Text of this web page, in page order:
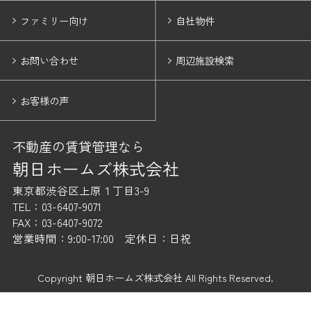
ファミリー向け 自社物件
お問い合わせ 周辺施設検索
お客様の声
不動産の賃貸管理なら
朝日ホームズ株式会社
東京都渋谷区上原１丁目3-9
TEL：03-6407-9071
FAX：03-6407-9072
営業時間：9:00-17:00 定休日：日祝
Copyright 朝日ホームズ株式会社 All Rights Reserved.